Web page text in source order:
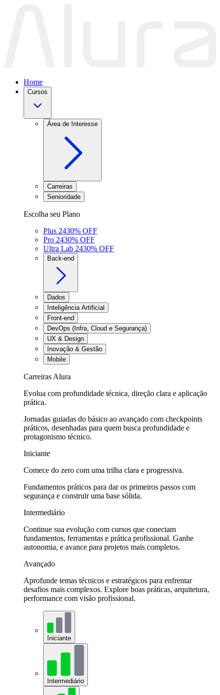
Home
Cursos
Área de Interesse
Carreiras
Senioridade
Escolha seu Plano
Plus 2430% OFF
Pro 2430% OFF
Ultra Lab 2430% OFF
Back-end
Dados
Inteligência Artificial
Front-end
DevOps (Infra, Cloud e Segurança)
UX & Design
Inovação & Gestão
Mobile
Carreiras Alura
Evolua com profundidade técnica, direção clara e aplicação
prática.
Jornadas guiadas do básico ao avançado com checkpoints
práticos, desenhadas para quem busca profundidade e
protagonismo técnico.
Iniciante
Comece do zero com uma trilha clara e progressiva.
Fundamentos práticos para dar os primeiros passos com
segurança e construir uma base sólida.
Intermediário
Continue sua evolução com cursos que conectam
fundamentos, ferramentas e prática profissional. Ganhe
autonomia, e avance para projetos mais completos.
Avançado
Aprofunde temas técnicos e estratégicos para enfrentar
desafios mais complexos. Explore boas práticas, arquitetura,
performance com visão profissional.
Iniciante
Intermediário